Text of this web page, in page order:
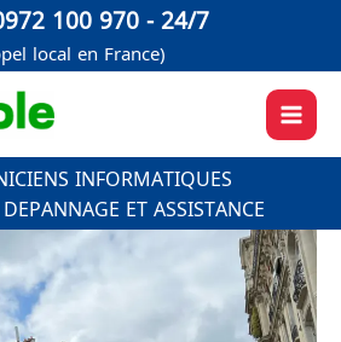
100 970 - 24/7
local en France)
INFORMATIQUES
ET ASSISTANCE